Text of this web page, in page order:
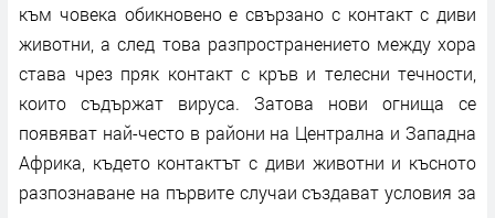
към човека обикновено е свързано с контакт с диви
животни, а след това разпространението между хора
става чрез пряк контакт с кръв и телесни течности,
които съдържат вируса. Затова нови огнища се
появяват най-често в райони на Централна и Западна
Африка, където контактът с диви животни и късното
разпознаване на първите случаи създават условия за